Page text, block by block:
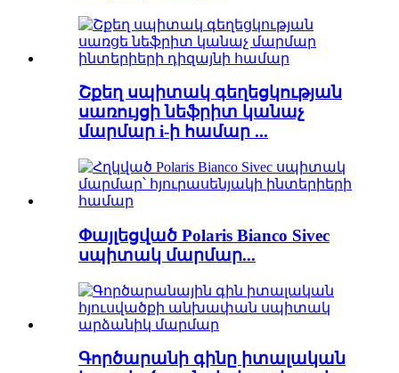
Շքեղ սպիտակ գեղեցկության
սառույցի նեֆրիտ կանաչ
մարմար i-ի համար ...
Փայլեցված Polaris Bianco Sivec
սպիտակ մարմար...
Գործարանի գինը իտալական